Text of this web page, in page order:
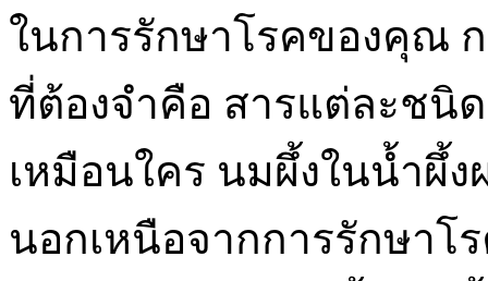
ในการรักษาโรคของคุณ
ที่ต้องจำคือ สารแต่ละช
เหมือนใคร นมผึ้งในน้ำผึ้
นอกเหนือจากการรักษาโ